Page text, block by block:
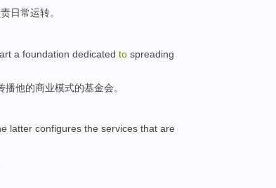
日常运转。
a foundation dedicated to spreading
播他的商业模式的基金会。
latter configures the services that are